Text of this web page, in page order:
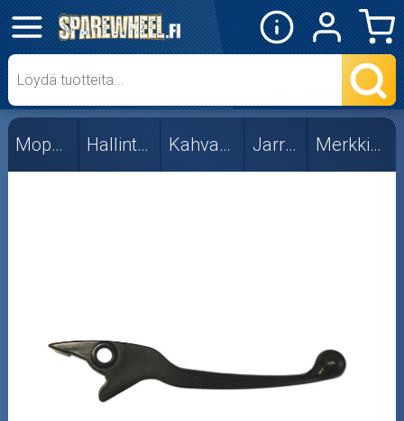
✕
Mopon osat
Merkkikohtaiset
Tuning
Moottorikelkan osat
Mopoauton osat
Mopon osat Hallintalaitteet Kahvat ja vivut Jarruvivut Merkkikohtaiset